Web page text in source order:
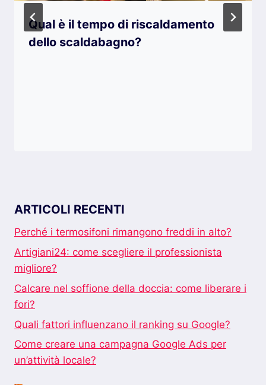
Qual è il tempo di riscaldamento
dello scaldabagno?
ARTICOLI RECENTI
Perché i termosifoni rimangono freddi in alto?
Artigiani24: come scegliere il professionista
migliore?
Calcare nel soffione della doccia: come liberare i
fori?
Quali fattori influenzano il ranking su Google?
Come creare una campagna Google Ads per
un’attività locale?